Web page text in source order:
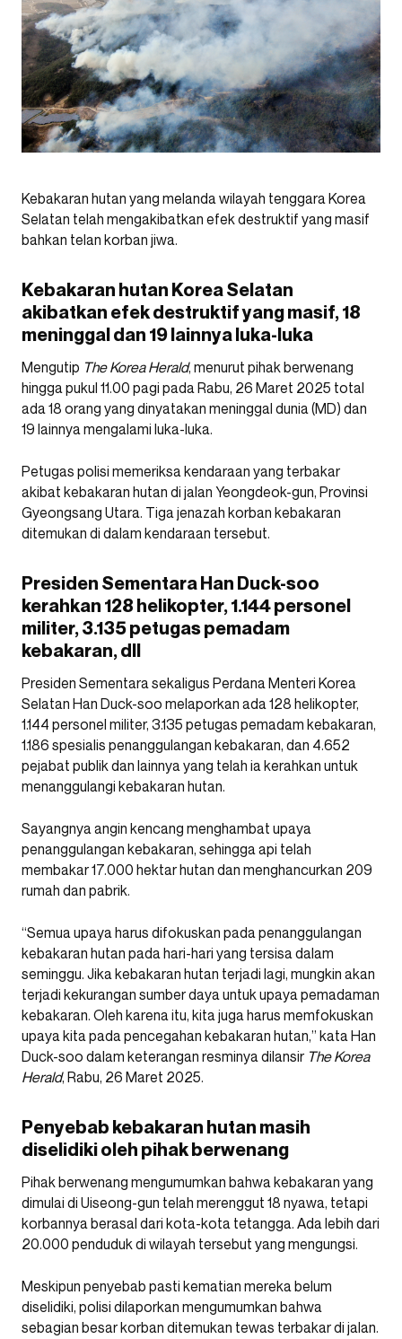
Kebakaran hutan yang melanda wilayah tenggara Korea
Selatan telah mengakibatkan efek destruktif yang masif
bahkan telan korban jiwa.
Kebakaran hutan Korea Selatan
akibatkan efek destruktif yang masif, 18
meninggal dan 19 lainnya luka-luka
Mengutip The Korea Herald, menurut pihak berwenang
hingga pukul 11.00 pagi pada Rabu, 26 Maret 2025 total
ada 18 orang yang dinyatakan meninggal dunia (MD) dan
19 lainnya mengalami luka-luka.
Petugas polisi memeriksa kendaraan yang terbakar
akibat kebakaran hutan di jalan Yeongdeok-gun, Provinsi
Gyeongsang Utara. Tiga jenazah korban kebakaran
ditemukan di dalam kendaraan tersebut.
Presiden Sementara Han Duck-soo
kerahkan 128 helikopter, 1.144 personel
militer, 3.135 petugas pemadam
kebakaran, dll
Presiden Sementara sekaligus Perdana Menteri Korea
Selatan Han Duck-soo melaporkan ada 128 helikopter,
1.144 personel militer, 3.135 petugas pemadam kebakaran,
1.186 spesialis penanggulangan kebakaran, dan 4.652
pejabat publik dan lainnya yang telah ia kerahkan untuk
menanggulangi kebakaran hutan.
Sayangnya angin kencang menghambat upaya
penanggulangan kebakaran, sehingga api telah
membakar 17.000 hektar hutan dan menghancurkan 209
rumah dan pabrik.
“Semua upaya harus difokuskan pada penanggulangan
kebakaran hutan pada hari-hari yang tersisa dalam
seminggu. Jika kebakaran hutan terjadi lagi, mungkin akan
terjadi kekurangan sumber daya untuk upaya pemadaman
kebakaran. Oleh karena itu, kita juga harus memfokuskan
upaya kita pada pencegahan kebakaran hutan,” kata Han
Duck-soo dalam keterangan resminya dilansir The Korea
Herald, Rabu, 26 Maret 2025.
Penyebab kebakaran hutan masih
diselidiki oleh pihak berwenang
Pihak berwenang mengumumkan bahwa kebakaran yang
dimulai di Uiseong-gun telah merenggut 18 nyawa, tetapi
korbannya berasal dari kota-kota tetangga. Ada lebih dari
20.000 penduduk di wilayah tersebut yang mengungsi.
Meskipun penyebab pasti kematian mereka belum
diselidiki, polisi dilaporkan mengumumkan bahwa
sebagian besar korban ditemukan tewas terbakar di jalan.